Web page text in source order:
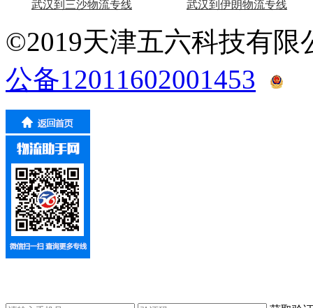
武汉到三沙物流专线 武汉到伊朗物流专线
©2019天津五六科技有
公备12011602001453